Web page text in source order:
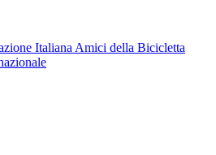
Italiana Amici della Bicicletta